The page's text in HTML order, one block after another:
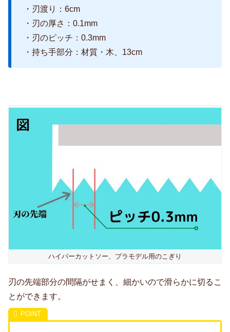
・刃渡り：6cm
・刃の厚さ：0.1mm
・刃のピッチ：0.3mm
・持ち手部分：材質・木、13cm
ハイパーカットソー、プラモデル用のこぎり
刃の先端部分の間隔がせまく、細かいので滑らかに切るこ
とができます。